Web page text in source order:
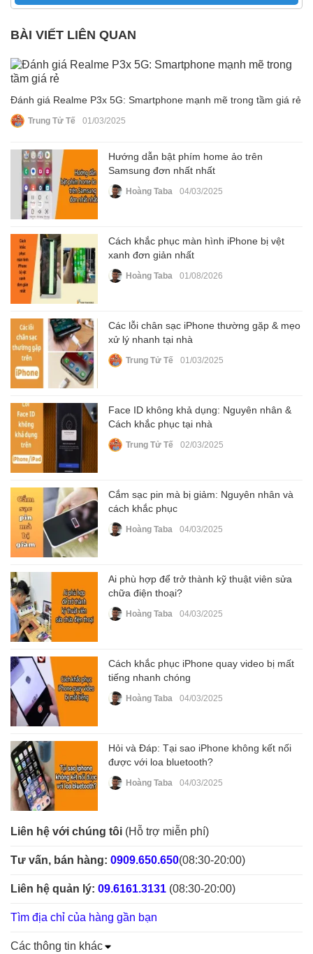
BÀI VIẾT LIÊN QUAN
Đánh giá Realme P3x 5G: Smartphone mạnh mẽ trong tầm giá rẻ
Trung Tử Tế 01/03/2025
Hướng dẫn bật phím home ảo trên
Samsung đơn nhất nhất
Hoàng Taba 04/03/2025
Cách khắc phục màn hình iPhone bị vệt
xanh đơn giản nhất
Hoàng Taba 01/08/2026
Các lỗi chân sạc iPhone thường gặp & mẹo
xử lý nhanh tại nhà
Trung Tử Tế 01/03/2025
Face ID không khả dụng: Nguyên nhân &
Cách khắc phục tại nhà
Trung Tử Tế 02/03/2025
Cắm sạc pin mà bị giảm: Nguyên nhân và
cách khắc phục
Hoàng Taba 04/03/2025
Ai phù hợp để trở thành kỹ thuật viên sửa
chữa điện thoại?
Hoàng Taba 04/03/2025
Cách khắc phục iPhone quay video bị mất
tiếng nhanh chóng
Hoàng Taba 04/03/2025
Hỏi và Đáp: Tại sao iPhone không kết nối
được với loa bluetooth?
Hoàng Taba 04/03/2025
Liên hệ với chúng tôi (Hỗ trợ miễn phí)
Tư vấn, bán hàng: 0909.650.650(08:30-20:00)
Liên hệ quản lý: 09.6161.3131 (08:30-20:00)
Tìm địa chỉ của hàng gần bạn
Các thông tin khác